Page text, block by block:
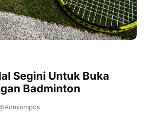
Segini Untuk Buka
Badminton